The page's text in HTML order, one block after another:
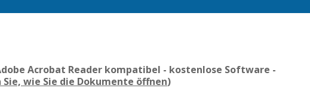
Acrobat Reader kompatibel - kostenlose Software -
wie Sie die Dokumente öffnen)